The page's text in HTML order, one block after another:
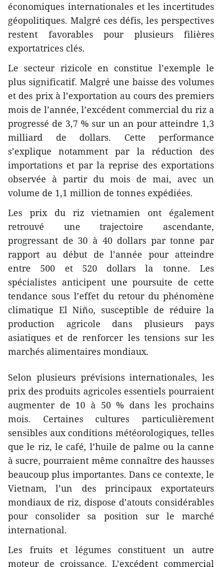
économiques internationales et les incertitudes
géopolitiques. Malgré ces défis, les perspectives
restent favorables pour plusieurs filières
exportatrices clés.
Le secteur rizicole en constitue l’exemple le
plus significatif. Malgré une baisse des volumes
et des prix à l’exportation au cours des premiers
mois de l’année, l’excédent commercial du riz a
progressé de 3,7 % sur un an pour atteindre 1,3
milliard de dollars. Cette performance
s’explique notamment par la réduction des
importations et par la reprise des exportations
observée à partir du mois de mai, avec un
volume de 1,1 million de tonnes expédiées.
Les prix du riz vietnamien ont également
retrouvé une trajectoire ascendante,
progressant de 30 à 40 dollars par tonne par
rapport au début de l’année pour atteindre
entre 500 et 520 dollars la tonne. Les
spécialistes anticipent une poursuite de cette
tendance sous l’effet du retour du phénomène
climatique El Niño, susceptible de réduire la
production agricole dans plusieurs pays
asiatiques et de renforcer les tensions sur les
marchés alimentaires mondiaux.
Selon plusieurs prévisions internationales, les
prix des produits agricoles essentiels pourraient
augmenter de 10 à 50 % dans les prochains
mois. Certaines cultures particulièrement
sensibles aux conditions météorologiques, telles
que le riz, le café, l’huile de palme ou la canne
à sucre, pourraient même connaître des hausses
beaucoup plus importantes. Dans ce contexte, le
Vietnam, l’un des principaux exportateurs
mondiaux de riz, dispose d’atouts considérables
pour consolider sa position sur le marché
international.
Les fruits et légumes constituent un autre
moteur de croissance. L’excédent commercial